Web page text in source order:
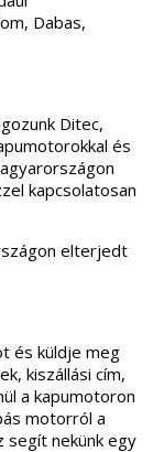
Dabas,
Ditec,
és
kapcsolatosan
elterjedt
és küldje meg
kiszállási cím,
a kapumotoron
motorról a
segít nekünk egy